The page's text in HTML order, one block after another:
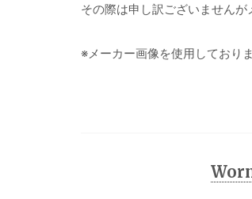
その際は申し訳ございませんが
※メーカー画像を使用しており